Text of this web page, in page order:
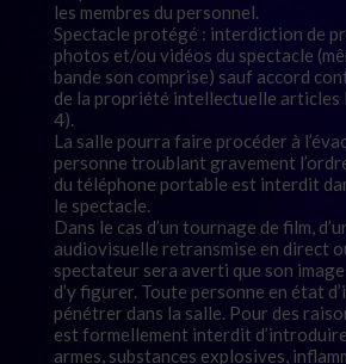
les membres du personnel.
Spectacle protégé : interdiction de
photos et/ou vidéos du spectacle
bande son comprise) sauf accord
de la propriété intellectuelle articles
4).
La salle pourra faire procéder à
personne troublant gravement
du téléphone portable est interdit
le spectacle.
Dans le cas d’un tournage de film,
audiovisuelle retransmise en direct
spectateur sera averti que son
d’y figurer. Toute personne en état
pénétrer dans la salle. Pour des
est formellement interdit
armes, substances explosives,